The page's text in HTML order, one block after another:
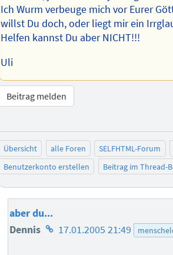
Ich Wurm verbeuge mich vor Eurer
willst Du doch, oder liegt mir ein
Helfen kannst Du aber NICHT!!!
Uli
Beitrag melden
Übersicht alle Foren
SELFHTML-Forum
Benutzerkonto erstellen
Beitrag im Thread-
aber du...
Dennis Homepage
17.01.2005 21:49